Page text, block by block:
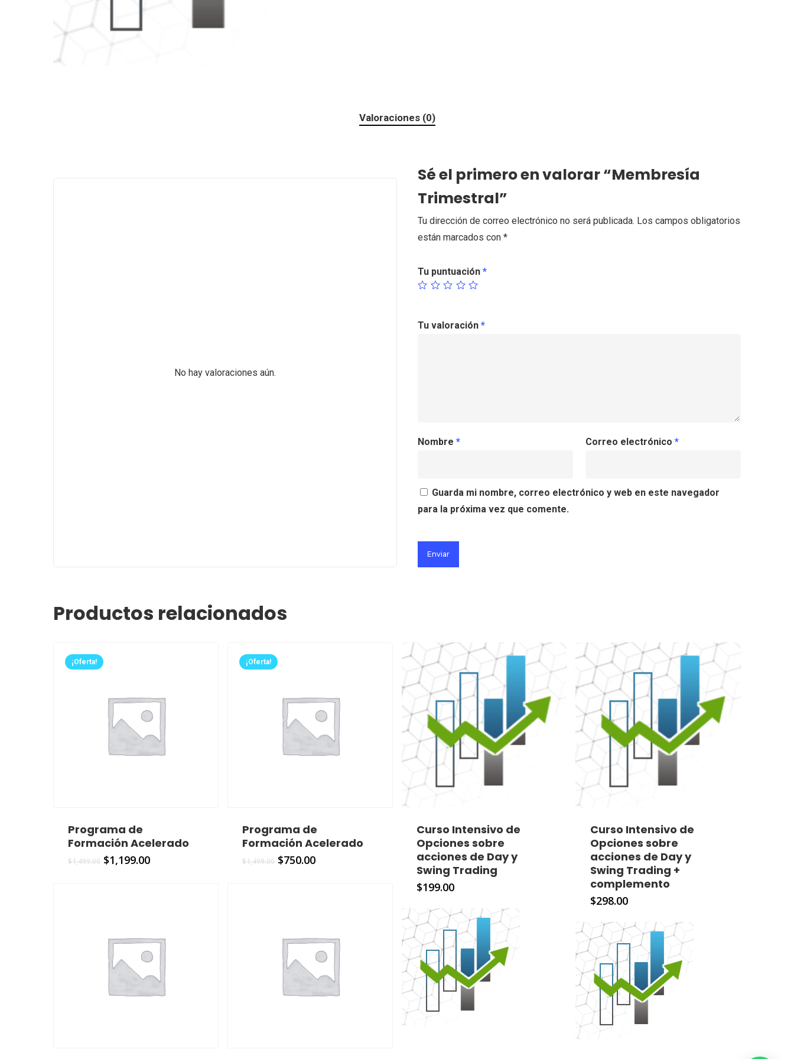
Valoraciones (0)
No hay valoraciones aún.
Sé el primero en valorar “Membresía
Trimestral”
Tu dirección de correo electrónico no será publicada. Los campos obligatorios
están marcados con *
Tu puntuación *
Tu valoración *
Nombre * Correo electrónico*
Guarda mi nombre, correo electrónico y web en este navegador
para la próxima vez que comente.
Productos relacionados
¡Oferta!
Programa de
Formación Acelerado
$1,499.00 $1,199.00
¡Oferta!
Programa de
Formación Acelerado
$1,499.00 $750.00
Curso Intensivo de
Opciones sobre
acciones de Day y
Swing Trading
$199.00
Curso Intensivo de
Opciones sobre
acciones de Day y
Swing Trading +
complemento
$298.00